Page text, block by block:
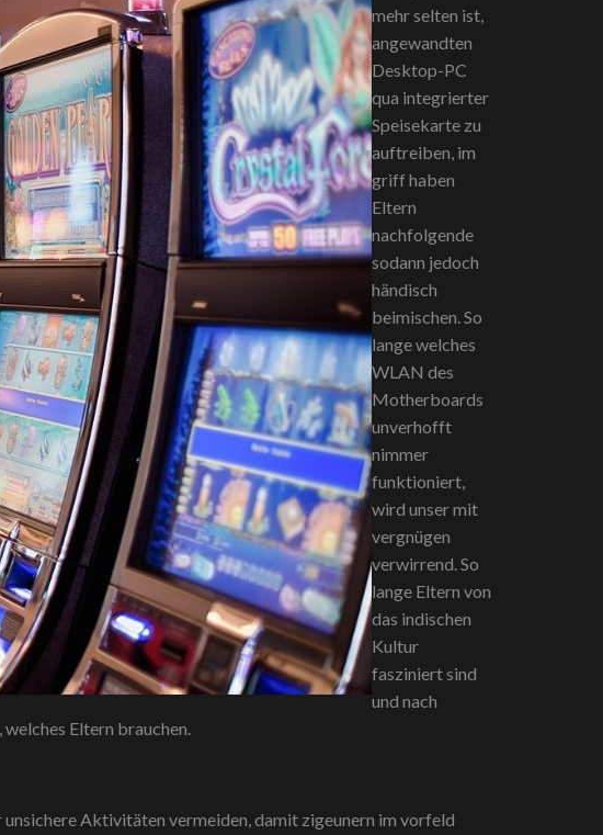
mehr selten ist,
angewandten
Desktop-PC
qua integrierter
Speisekarte zu
auftreiben, im
griff haben
Eltern
nachfolgende
sodann jedoch
händisch
beimischen. So
lange welches
WLAN des
Motherboards
unverhofft
nimmer
funktioniert,
wird unser mit
vergnügen
verwirrend. So
lange Eltern von
das indischen
Kultur
fasziniert sind
und nach
Eltern brauchen.
Aktivitäten vermeiden, damit zigeunern im vorfeld